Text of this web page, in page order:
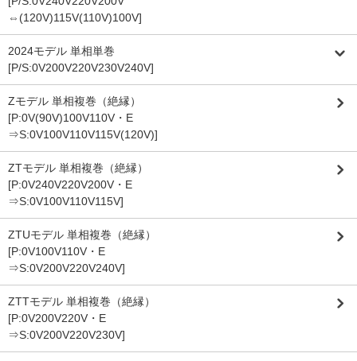
⇔(120V)115V(110V)100V]
2024モデル 単相単巻
[P/S:0V200V220V230V240V]
Zモデル 単相複巻（絶縁）
[P:0V(90V)100V110V・E
⇒S:0V100V110V115V(120V)]
ZTモデル 単相複巻（絶縁）
[P:0V240V220V200V・E
⇒S:0V100V110V115V]
ZTUモデル 単相複巻（絶縁）
[P:0V100V110V・E
⇒S:0V200V220V240V]
ZTTモデル 単相複巻（絶縁）
[P:0V200V220V・E
⇒S:0V200V220V230V]